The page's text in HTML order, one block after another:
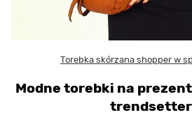
Torebka skórzana shopper w
Modne torebki na